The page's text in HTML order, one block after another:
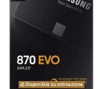
Disponibile su ordinazione